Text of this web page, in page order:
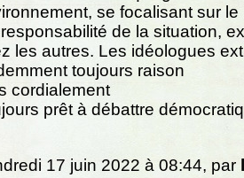
se focalisant sur le
de la situation,
les autres. Les idéologues
toujours raison
cordialement
prêt à débattre
17 juin 2022 à 08:44, par